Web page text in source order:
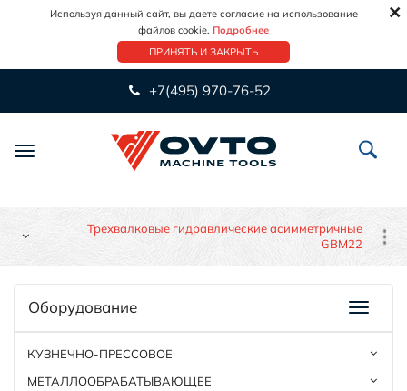
Используя данный сайт, вы даете согласие на использование
файлов cookie. Подробнее
ПРИНЯТЬ И ЗАКРЫТЬ
×
+7(495) 970-76-52
Переключить
Трехвалковые гидравлические асимметричные
GBM22
Оборудование
КУЗНЕЧНО-ПРЕССОВОЕ
МЕТАЛЛООБРАБАТЫВАЮЩЕЕ